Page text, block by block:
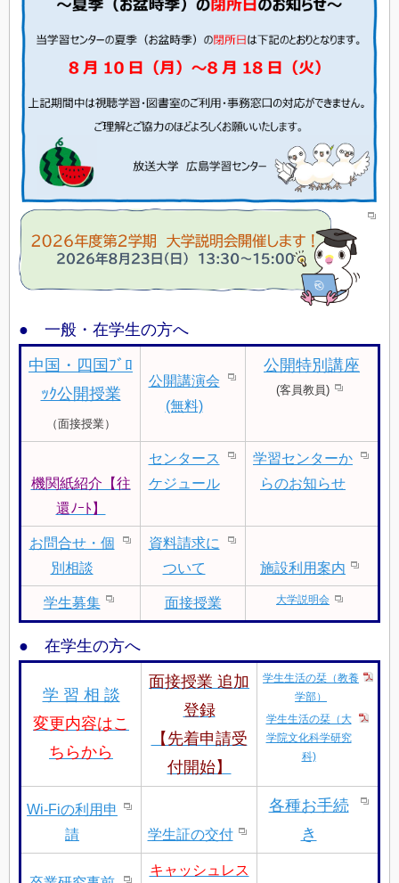
● 一般・在学生の方へ
中国・四国ﾌﾞﾛ
ｯｸ公開授業
（面接授業）
公開講演会
(無料)
公開特別講座
(客員教員)
機関紙紹介【往
還ﾉｰﾄ】
センタース
ケジュール
学習センターか
らのお知らせ
お問合せ・個
別相談
資料請求に
ついて
施設利用案内
学生募集 面接授業 大学説明会
● 在学生の方へ
学 習 相 談
変更内容はこ
ちらから
面接授業 追加
登録
【先着申請受
付開始】
学生生活の栞（教養
学部）
学生生活の栞（大
学院文化科学研究
科)
Wi-Fiの利用申
請
学生証の交付
各種お手続
き
キャッシュレス